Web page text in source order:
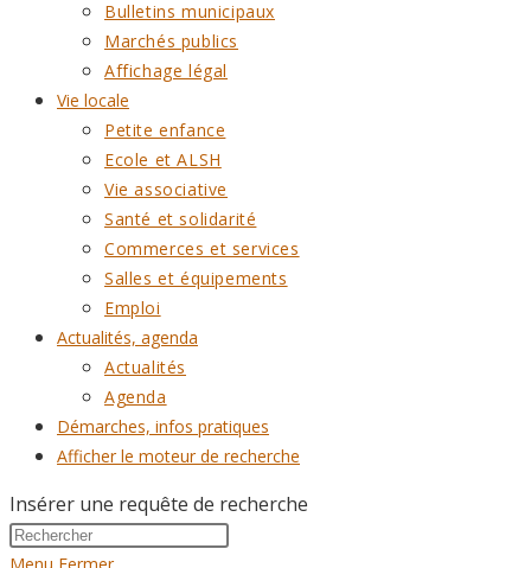
Bulletins municipaux
Marchés publics
Affichage légal
Vie locale
Petite enfance
Ecole et ALSH
Vie associative
Santé et solidarité
Commerces et services
Salles et équipements
Emploi
Actualités, agenda
Actualités
Agenda
Démarches, infos pratiques
Afficher le moteur de recherche
Insérer une requête de recherche